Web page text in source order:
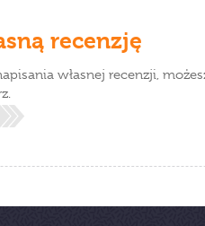
recenzję
własnej recenzji,